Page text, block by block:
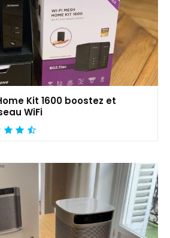
Kit 1600 boostez et
WiFi